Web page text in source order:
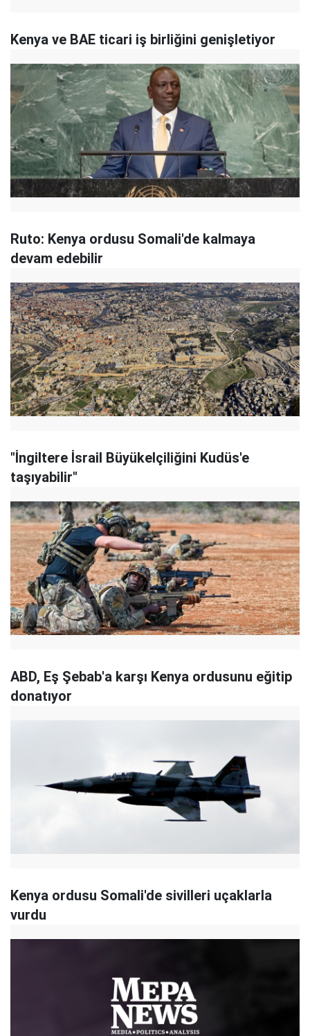
Kenya ve BAE ticari iş birliğini genişletiyor
Ruto: Kenya ordusu Somali'de kalmaya
devam edebilir
"İngiltere İsrail Büyükelçiliğini Kudüs'e
taşıyabilir"
ABD, Eş Şebab'a karşı Kenya ordusunu eğitip
donatıyor
Kenya ordusu Somali'de sivilleri uçaklarla
vurdu